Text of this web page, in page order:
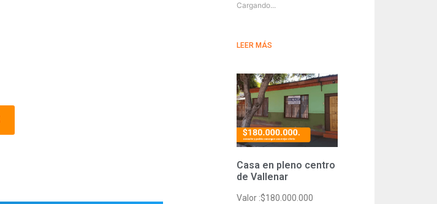
Cargando...
LEER MÁS
Casa en pleno centro
de Vallenar
Valor :$180.000.000